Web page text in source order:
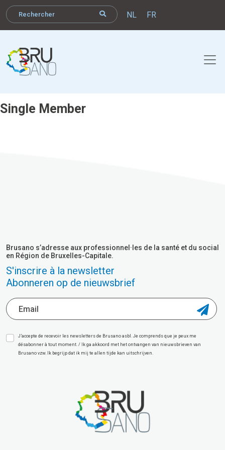
NL FR
Single Member
Brusano s’adresse aux professionnel·les de la santé et du social
en Région de Bruxelles-Capitale.
S'inscrire à la newsletter
Abonneren op de nieuwsbrief
J’accepte de recevoir les newsletters de Brusano asbl. Je comprends que je peux me
désabonner à tout moment. / Ik ga akkoord met het ontvangen van nieuwsbrieven van
Brusano vzw. Ik begrijp dat ik mij te allen tijde kan uitschrijven.